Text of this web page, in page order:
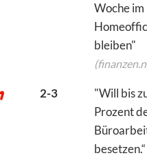
Woche im
bleiben"
2-3
"Will bis
Prozent
besetzen.“